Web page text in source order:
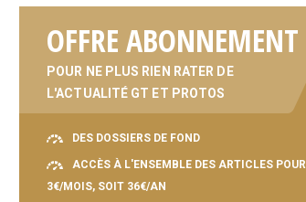
OFFRE ABONNEMENT
POUR NE PLUS RIEN RATER DE
L'ACTUALITÉ GT ET PROTOS
DES DOSSIERS DE FOND
ACCÈS À L'ENSEMBLE DES ARTICLES POUR
3€/MOIS, SOIT 36€/AN